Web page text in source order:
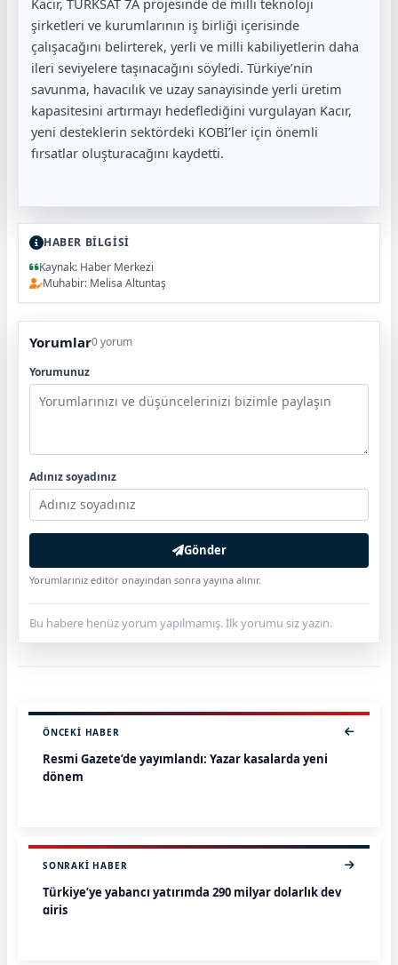
şirketleri ve kurumlarının iş birliği içerisinde
çalışacağını belirterek, yerli ve milli kabiliyetlerin daha
ileri seviyelere taşınacağını söyledi. Türkiye’nin
savunma, havacılık ve uzay sanayisinde yerli üretim
kapasitesini artırmayı hedeflediğini vurgulayan Kacır,
yeni desteklerin sektördeki KOBİ’ler için önemli
fırsatlar oluşturacağını kaydetti.
HABER BİLGİSİ
Kaynak: Haber Merkezi
Muhabir: Melisa Altuntaş
Yorumlar0 yorum
Yorumunuz
Adınız soyadınız
Gönder
Yorumlarınız editör onayından sonra yayına alınır.
Bu habere henüz yorum yapılmamış. İlk yorumu siz yazın.
ÖNCEKI HABER
Resmi Gazete’de yayımlandı: Yazar kasalarda yeni
dönem
SONRAKI HABER
Türkiye’ye yabancı yatırımda 290 milyar dolarlık dev
giriş